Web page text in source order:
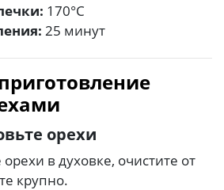
170°C
25 минут
орехи
в духовке, очистите от
крупно.